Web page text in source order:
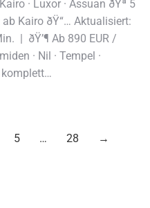
· Luxor · Assuan ðŸª 5
ab Kairo ðŸ“… Aktualisiert:
| ðŸ’¶ Ab 890 EUR /
· Nil · Tempel ·
komplett…
5 … 28 →